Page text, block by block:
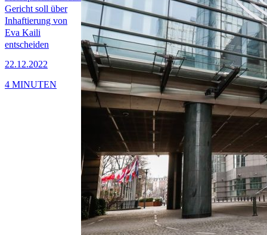
Gericht soll über
Inhaftierung von
Eva Kaili
entscheiden
22.12.2022
4 MINUTEN